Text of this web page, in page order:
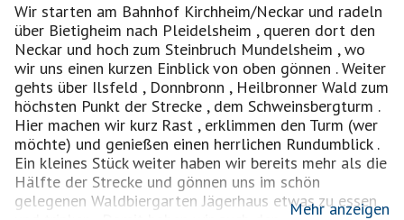
Wir starten am Bahnhof Kirchheim/Neckar und radeln
über Bietigheim nach Pleidelsheim , queren dort den
Neckar und hoch zum Steinbruch Mundelsheim , wo
wir uns einen kurzen Einblick von oben gönnen . Weiter
gehts über Ilsfeld , Donnbronn , Heilbronner Wald zum
höchsten Punkt der Strecke , dem Schweinsbergturm .
Hier machen wir kurz Rast , erklimmen den Turm (wer
möchte) und genießen einen herrlichen Rundumblick .
Ein kleines Stück weiter haben wir bereits mehr als die
Hälfte der Strecke und gönnen uns im schön
gelegenen Waldbiergarten Jägerhaus etwas zu essen
Mehr anzeigen